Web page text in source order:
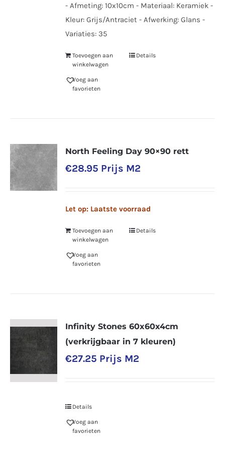
- Afmeting: 10x10cm - Materiaal: Keramiek -
Kleur: Grijs/Antraciet - Afwerking: Glans -
Variaties: 35
Toevoegen aan
winkelwagen
Details
Voeg aan
favorieten
North Feeling Day 90×90 rett
€28.95 Prijs M2
Let op: Laatste voorraad
Toevoegen aan
winkelwagen
Details
Voeg aan
favorieten
Infinity Stones 60x60x4cm
(verkrijgbaar in 7 kleuren)
€27.25 Prijs M2
Details
Voeg aan
favorieten